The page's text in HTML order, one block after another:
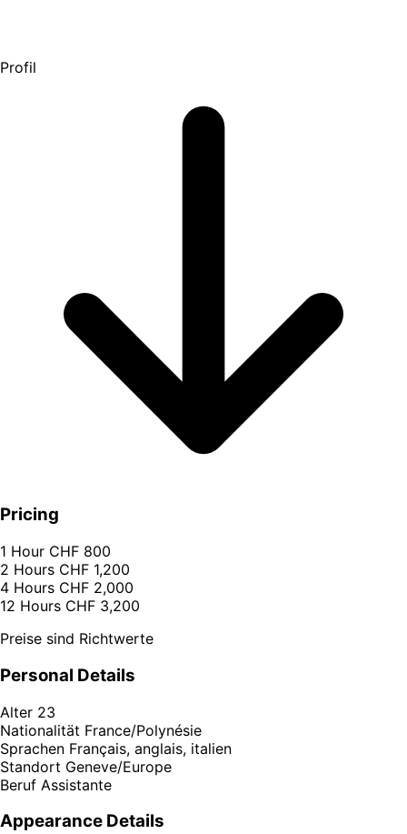
Profil
Pricing
1 Hour CHF 800
2 Hours CHF 1,200
4 Hours CHF 2,000
12 Hours CHF 3,200
Preise sind Richtwerte
Personal Details
Alter 23
Nationalität France/Polynésie
Sprachen Français, anglais, italien
Standort Geneve/Europe
Beruf Assistante
Appearance Details